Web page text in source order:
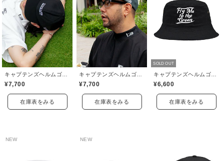
¥7,700
在庫表をみる
¥7,700
在庫表をみる
SOLD OUT
¥6,600
在庫表をみる
NEW NEW